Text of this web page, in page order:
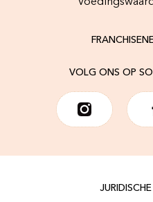
VOLG ONS OP